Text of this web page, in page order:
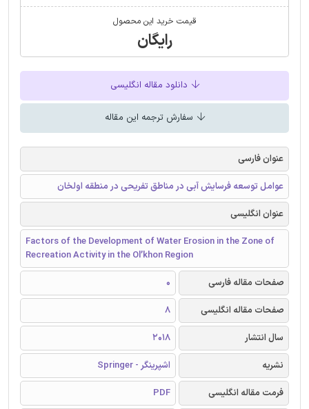
قیمت خرید این محصول
رایگان
دانلود مقاله انگلیسی
سفارش ترجمه این مقاله
عنوان فارسی
عوامل توسعه فرسایش آبی در مناطق تفریحی در منطقه اولخان
عنوان انگلیسی
Factors of the Development of Water Erosion in the Zone of
Recreation Activity in the Ol’khon Region
صفحات مقاله فارسی
0
صفحات مقاله انگلیسی
8
سال انتشار
2018
نشریه
اشپرینگر - Springer
فرمت مقاله انگلیسی
PDF